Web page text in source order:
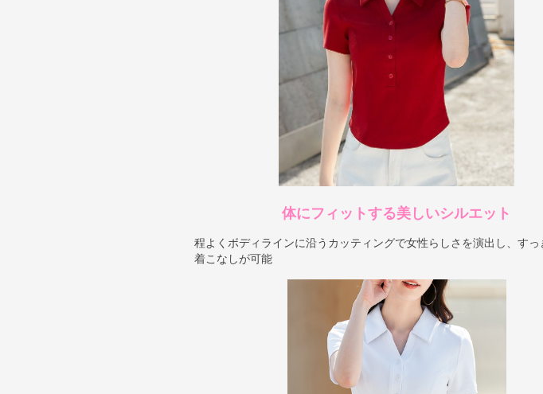
体にフィットする美しいシルエット
程よくボディラインに沿うカッティングで女性らしさを演出し、すっ
着こなしが可能